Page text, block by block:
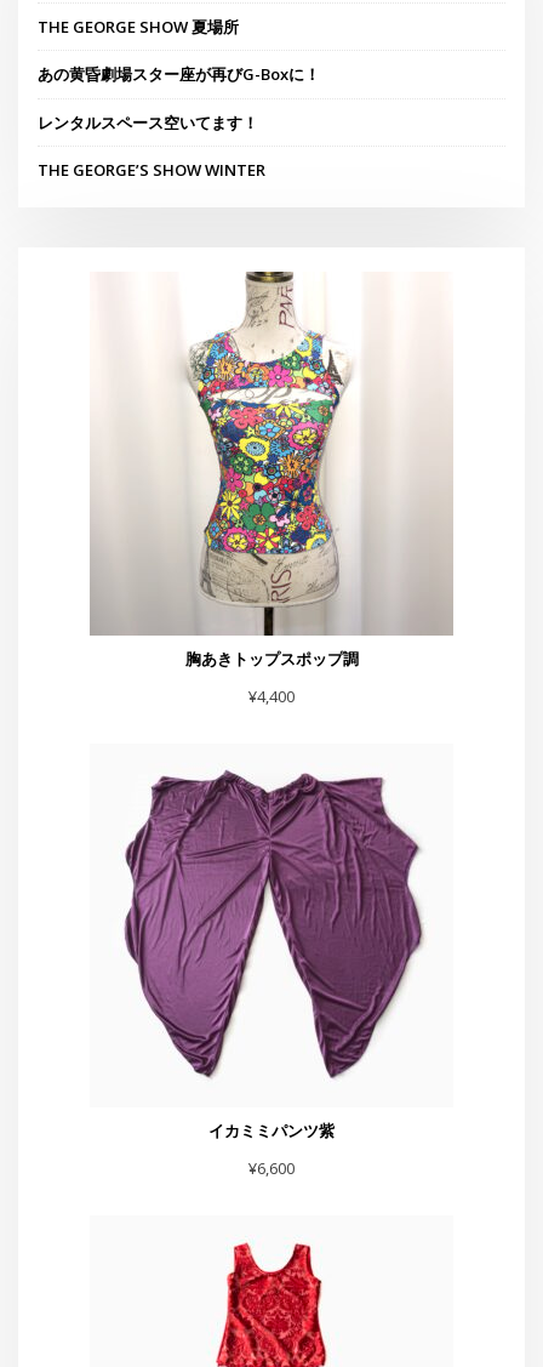
THE GEORGE SHOW 夏場所
あの黄昏劇場スター座が再びG-Boxに！
レンタルスペース空いてます！
THE GEORGE’S SHOW WINTER
胸あきトップスポップ調
¥4,400
イカミミパンツ紫
¥6,600